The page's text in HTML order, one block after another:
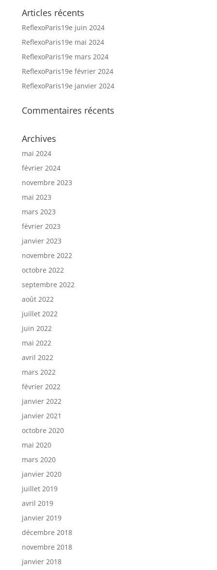
Articles récents
ReflexoParis19e juin 2024
ReflexoParis19e mai 2024
ReflexoParis19e mars 2024
ReflexoParis19e février 2024
ReflexoParis19e janvier 2024
Commentaires récents
Archives
mai 2024
février 2024
novembre 2023
mai 2023
mars 2023
février 2023
janvier 2023
novembre 2022
octobre 2022
septembre 2022
août 2022
juillet 2022
juin 2022
mai 2022
avril 2022
mars 2022
février 2022
janvier 2022
janvier 2021
octobre 2020
mai 2020
mars 2020
janvier 2020
juillet 2019
avril 2019
janvier 2019
décembre 2018
novembre 2018
janvier 2018